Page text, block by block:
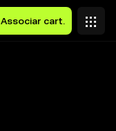
Associar cart.